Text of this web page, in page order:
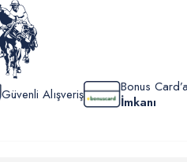
Güvenli Alışveriş
Bonus
İmkanı